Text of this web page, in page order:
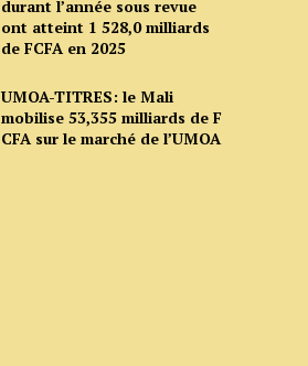
durant l’année sous revue
ont atteint 1 528,0 milliards
de FCFA en 2025
UMOA-TITRES: le Mali
mobilise 53,355 milliards de F
CFA sur le marché de l’UMOA